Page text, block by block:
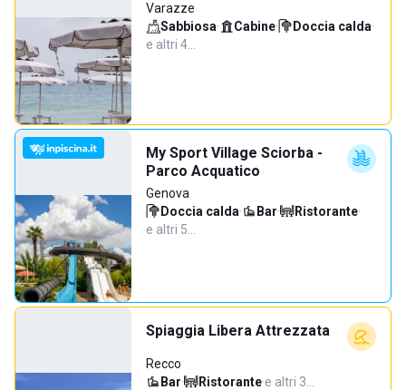
Varazze
Sabbiosa· Cabine· Doccia calda·
e altri 4…
My Sport Village Sciorba -
Parco Acquatico
Genova
Doccia calda· Bar· Ristorante·
e altri 5…
Spiaggia Libera Attrezzata
Recco
Bar· Ristorante·e altri 3…